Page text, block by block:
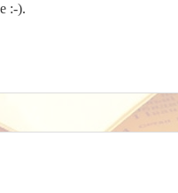
:-).